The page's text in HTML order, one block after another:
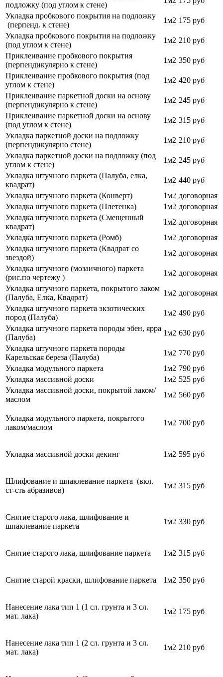
подложку (под углом к стене)
Укладка пробкового покрытия на подложку
(перпенд. к стене)
1м2 175 руб
Укладка пробкового покрытия на подложку
(под углом к стене)
1м2 210 руб
Приклеивание пробкового покрытия
(перпендикулярно к стене)
1м2 350 руб
Приклеивание пробкового покрытия (под
углом к стене)
1м2 420 руб
Приклеивание паркетной доски на основу
(перпендикулярно к стене)
1м2 245 руб
Приклеивание паркетной доски на основу
(под углом к стене)
1м2 315 руб
Укладка паркетной доски на подложку
(перпендикулярно стене)
1м2 210 руб
Укладка паркетной доски на подложку (под
углом к стене)
1м2 245 руб
Укладка штучного паркета (Палуба, елка,
квадрат)
1м2 440 руб
Укладка штучного паркета (Конверт)
1м2 договорная
Укладка штучного паркета (Плетенка)
1м2 договорная
Укладка штучного паркета (Смещенный
квадрат)
1м2 договорная
Укладка штучного паркета (Ромб)
1м2 договорная
Укладка штучного паркета (Квадрат со
звездой)
1м2 договорная
Укладка штучного (мозаичного) паркета
(рис.по чертежу )
1м2 договорная
Укладка штучного паркета, покрытого лаком
(Палуба, Елка, Квадрат)
1м2 договорная
Укладка штучного паркета экзотических
пород (Палуба)
1м2 490 руб
Укладка штучного паркета породы эбен, ярра
(Палуба)
1м2 630 руб
Укладка штучного паркета породы
Карельская береза (Палуба)
1м2 770 руб
Укладка модульного паркета
1м2 790 руб
Укладка массивной доски
1м2 525 руб
Укладка массивной доски, покрытой лаком/
маслом
1м2 560 руб
Укладка модульного паркета, покрытого
лаком/маслом
1м2 700 руб
Укладка массивной доски декинг 1м2 595 руб
Шлифование и шпаклевание паркета (вкл.
ст-сть абразивов)
1м2 315 руб
Снятие старого лака, шлифование и
шпаклевание паркета
1м2 330 руб
Снятие старого лака, шлифование паркета 1м2 315 руб
Снятие старой краски, шлифование паркета 1м2 350 руб
Нанесение лака тип 1 (1 сл. грунта и 3 сл.
мат. лака)
1м2 175 руб
Нанесение лака тип 1 (2 сл. грунта и 3 сл.
мат. лака)
1м2 210 руб